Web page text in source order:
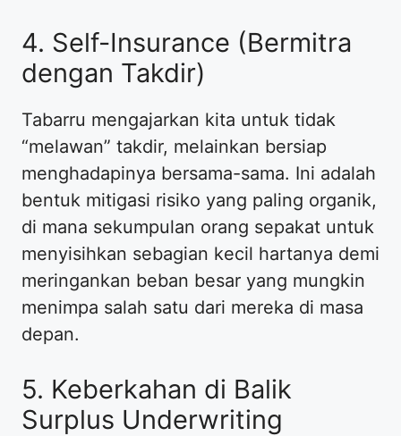
​4. Self-Insurance (Bermitra
dengan Takdir)
​Tabarru mengajarkan kita untuk tidak
“melawan” takdir, melainkan bersiap
menghadapinya bersama-sama. Ini adalah
bentuk mitigasi risiko yang paling organik,
di mana sekumpulan orang sepakat untuk
menyisihkan sebagian kecil hartanya demi
meringankan beban besar yang mungkin
menimpa salah satu dari mereka di masa
depan.
​5. Keberkahan di Balik
Surplus Underwriting